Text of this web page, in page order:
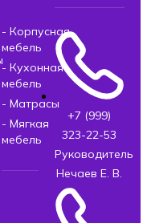
- Корпусная
мебель
- Кухонная
мебель
- Матрасы
- Мягкая
мебель
+7 (999)
323-22-53
Руководитель
Нечаев Е. В.